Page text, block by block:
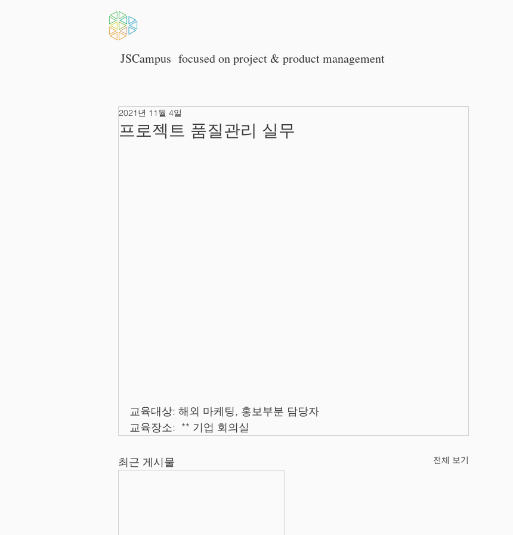
JSCampus focused on project & product management
프로젝트 품질관리 실무
2021년 11월 4일
교육대상: 해외 마케팅, 홍보부분 담당자
교육장소:  ** 기업 회의실
최근 게시물 전체 보기